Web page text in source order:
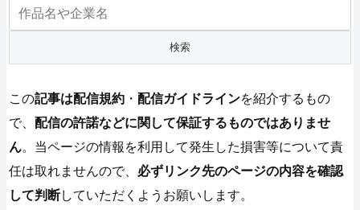
この記事は配信規約 ・配信ガイドラインを紹介するもの
で、配信の許諾などに関して保証するものではありませ
ん。当ページの情報を利用して発生した損害等について責
任は取れませんので、 必ずリンク先のページの内容を確認
して判断していただくようお願いします。